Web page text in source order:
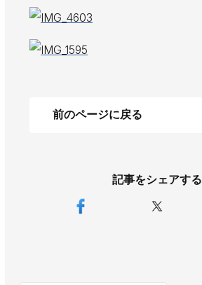
記事をシェアする
前のページに戻る